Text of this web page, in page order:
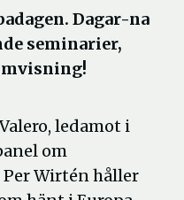
Dagar-na
seminarier,
ledamot i
om
Wirtén håller